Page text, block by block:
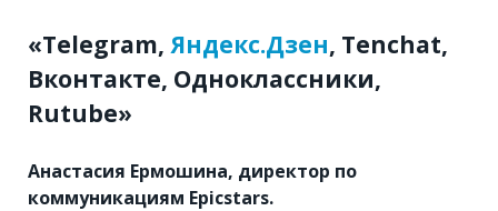
«Telegram, Яндекс.Дзен, Tenchat,
Вконтакте, Одноклассники,
Rutube»
Анастасия Ермошина, директор по
коммуникациям Epicstars.